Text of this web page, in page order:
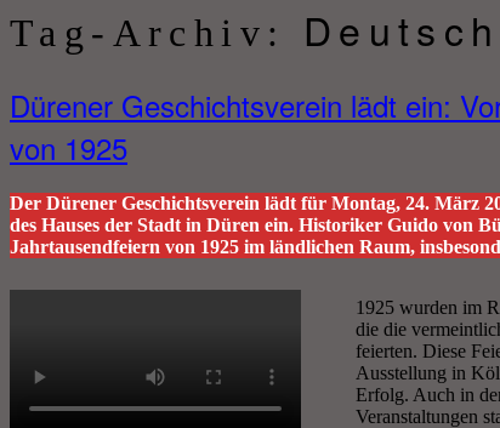
Tag-Archiv:
Dürener Geschichtsverein lädt ein:
von 1925
Der Dürener Geschichtsverein lädt für Montag, 24. März
des Hauses der Stadt in Düren ein. Historiker Guido von
Jahrtausendfeiern von 1925 im ländlichen Raum,
1925 wurden im
die die
feierten. Diese
Ausstellung in
Erfolg. Auch in
Veranstaltungen